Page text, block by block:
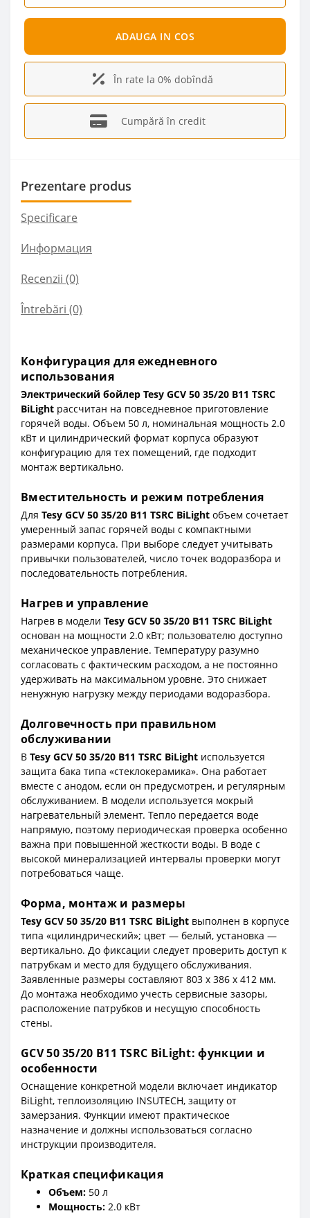
ADAUGA IN COS
În rate la 0% dobîndă
Cumpără în credit
Prezentare produs
Specificare
Информация
Recenzii (0)
Întrebări (0)
Конфигурация для ежедневного
использования
Электрический бойлер Tesy GCV 50 35/20 B11 TSRC
BiLight рассчитан на повседневное приготовление
горячей воды. Объем 50 л, номинальная мощность 2.0
кВт и цилиндрический формат корпуса образуют
конфигурацию для тех помещений, где подходит
монтаж вертикально.
Вместительность и режим потребления
Для Tesy GCV 50 35/20 B11 TSRC BiLight объем сочетает
умеренный запас горячей воды с компактными
размерами корпуса. При выборе следует учитывать
привычки пользователей, число точек водоразбора и
последовательность потребления.
Нагрев и управление
Нагрев в модели Tesy GCV 50 35/20 B11 TSRC BiLight
основан на мощности 2.0 кВт; пользователю доступно
механическое управление. Температуру разумно
согласовать с фактическим расходом, а не постоянно
удерживать на максимальном уровне. Это снижает
ненужную нагрузку между периодами водоразбора.
Долговечность при правильном
обслуживании
В Tesy GCV 50 35/20 B11 TSRC BiLight используется
защита бака типа «стеклокерамика». Она работает
вместе с анодом, если он предусмотрен, и регулярным
обслуживанием. В модели используется мокрый
нагревательный элемент. Тепло передается воде
напрямую, поэтому периодическая проверка особенно
важна при повышенной жесткости воды. В воде с
высокой минерализацией интервалы проверки могут
потребоваться чаще.
Форма, монтаж и размеры
Tesy GCV 50 35/20 B11 TSRC BiLight выполнен в корпусе
типа «цилиндрический»; цвет — белый, установка —
вертикально. До фиксации следует проверить доступ к
патрубкам и место для будущего обслуживания.
Заявленные размеры составляют 803 x 386 x 412 мм.
До монтажа необходимо учесть сервисные зазоры,
расположение патрубков и несущую способность
стены.
GCV 50 35/20 B11 TSRC BiLight: функции и
особенности
Оснащение конкретной модели включает индикатор
BiLight, теплоизоляцию INSUTECH, защиту от
замерзания. Функции имеют практическое
назначение и должны использоваться согласно
инструкции производителя.
Краткая спецификация
Объем: 50 л
Мощность: 2.0 кВт